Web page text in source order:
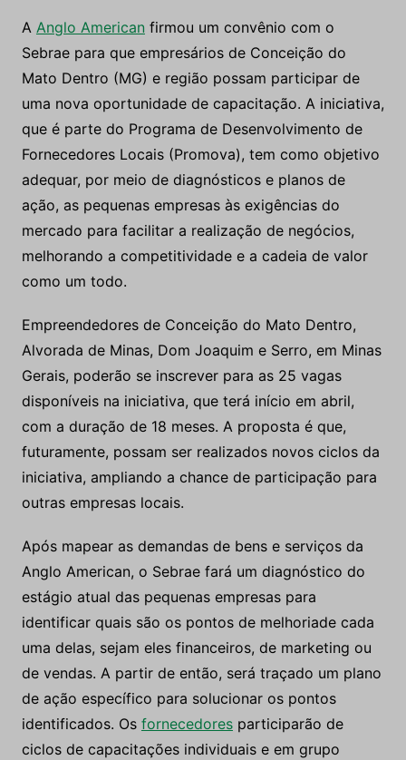
A Anglo American firmou um convênio com o
Sebrae para que empresários de Conceição do
Mato Dentro (MG) e região possam participar de
uma nova oportunidade de capacitação. A iniciativa,
que é parte do Programa de Desenvolvimento de
Fornecedores Locais (Promova), tem como objetivo
adequar, por meio de diagnósticos e planos de
ação, as pequenas empresas às exigências do
mercado para facilitar a realização de negócios,
melhorando a competitividade e a cadeia de valor
como um todo.
Empreendedores de Conceição do Mato Dentro,
Alvorada de Minas, Dom Joaquim e Serro, em Minas
Gerais, poderão se inscrever para as 25 vagas
disponíveis na iniciativa, que terá início em abril,
com a duração de 18 meses. A proposta é que,
futuramente, possam ser realizados novos ciclos da
iniciativa, ampliando a chance de participação para
outras empresas locais.
Após mapear as demandas de bens e serviços da
Anglo American, o Sebrae fará um diagnóstico do
estágio atual das pequenas empresas para
identificar quais são os pontos de melhoriade cada
uma delas, sejam eles financeiros, de marketing ou
de vendas. A partir de então, será traçado um plano
de ação específico para solucionar os pontos
identificados. Os fornecedoresparticiparão de
ciclos de capacitações individuais e em grupo